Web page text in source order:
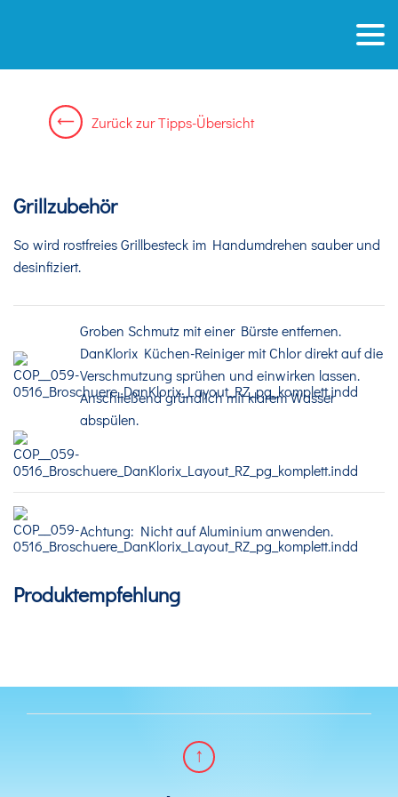
ZurückzurTipps-Übersicht
Grillzubehör
So wird rostfreies Grillbesteck im Handumdrehen sauber und
desinfiziert.
Groben Schmutz mit einer Bürste entfernen.
DanKlorix Küchen-Reiniger mit Chlor direkt auf die
Verschmutzung sprühen und einwirken lassen.
Anschließend gründlich mit klarem Wasser
abspülen.
Achtung: Nicht auf Aluminium anwenden.
Produktempfehlung